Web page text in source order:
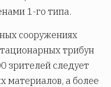
1-го типа.
сооружениях
трибун
зрителей следует
материалов, а более